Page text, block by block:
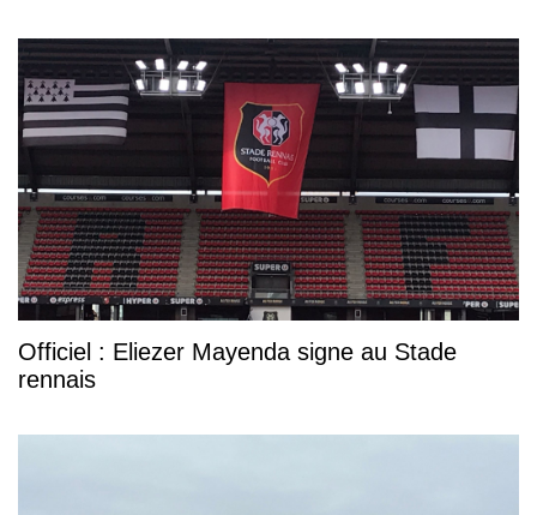
Officiel : Eliezer Mayenda signe au Stade
rennais